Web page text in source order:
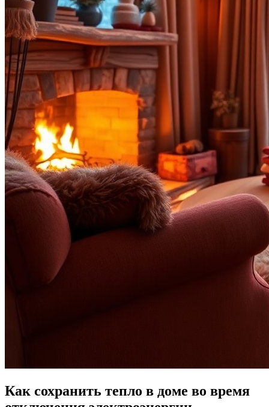
Как сохранить тепло в доме во время